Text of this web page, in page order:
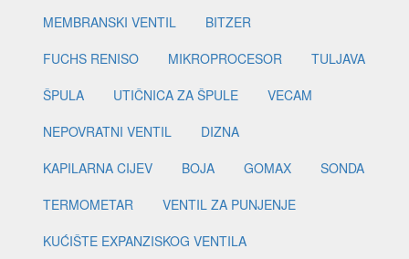
MEMBRANSKI VENTIL
BITZER
FUCHS RENISO
MIKROPROCESOR
TULJAVA
ŠPULA
UTIČNICA ZA ŠPULE
VECAM
NEPOVRATNI VENTIL
DIZNA
KAPILARNA CIJEV
BOJA GOMAX
SONDA
TERMOMETAR
VENTIL ZA PUNJENJE
KUĆIŠTE EXPANZISKOG VENTILA